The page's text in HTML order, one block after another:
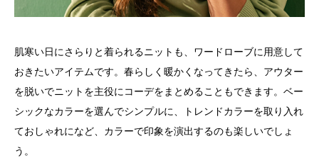
肌寒い日にさらりと着られるニットも、ワードローブに用意して
おきたいアイテムです。春らしく暖かくなってきたら、アウター
を脱いでニットを主役にコーデをまとめることもできます。ベー
シックなカラーを選んでシンプルに、トレンドカラーを取り入れ
ておしゃれになど、カラーで印象を演出するのも楽しいでしょ
う。